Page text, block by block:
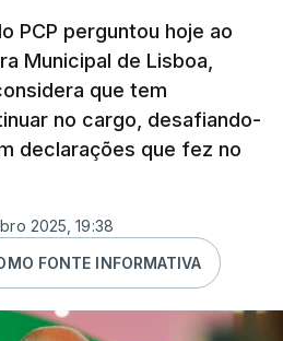
PCP perguntou hoje ao
Municipal de Lisboa,
que tem
no cargo, desafiando-
declarações que fez no
2025, 19:38
FONTE INFORMATIVA